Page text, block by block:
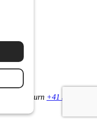
4502 Solothurn +41 32 621